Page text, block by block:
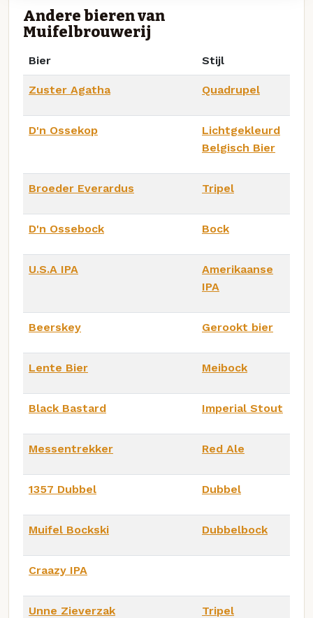
Andere bieren van
Muifelbrouwerij
Bier Stijl
Zuster Agatha Quadrupel
D'n Ossekop
Lichtgekleurd
Belgisch Bier
Broeder Everardus Tripel
D'n Ossebock Bock
U.S.A IPA
Amerikaanse
IPA
Beerskey Gerookt bier
Lente Bier Meibock
Black Bastard Imperial Stout
Messentrekker Red Ale
1357 Dubbel Dubbel
Muifel Bockski Dubbelbock
Craazy IPA
Unne Zieverzak Tripel